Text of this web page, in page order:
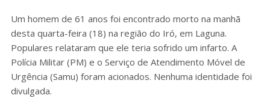
Um homem de 61 anos foi encontrado morto na manhã
desta quarta-feira (18) na região do Iró, em Laguna.
Populares relataram que ele teria sofrido um infarto. A
Polícia Militar (PM) e o Serviço de Atendimento Móvel de
Urgência (Samu) foram acionados. Nenhuma identidade foi
divulgada.